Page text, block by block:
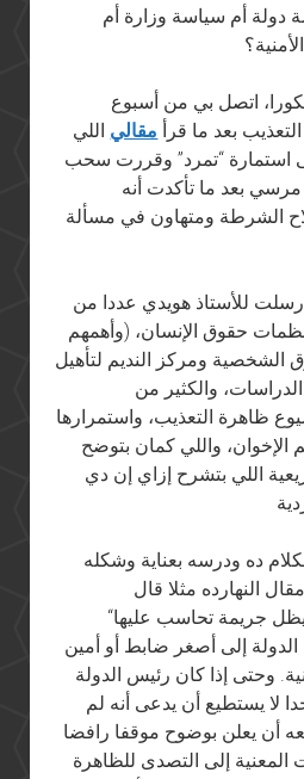
أم سياسة وزارة أم
اتصل بي من أسبوع
بعد ما قرأ مقالي اللي
استمارة “تمرد” وقررت سحب
بعد ما تأكدت أنه
الشرطة ومتهاون في مسألة
أرسلت للأستاذ هويدي عددا من
حقوق الإنسان، (وأهمهم
الشخصية ومركز النديم لتأهيل
والكثير من
ظاهرة التعذيب، واستمرارها
واللي كمان بتوضح
اللي بتشرح إزاي إن دي
ده ودرسه بعناية وشكله
“التعذيب فى كل أحواله يظل جريمة تحاسب عليها
إلى أصغر ضابط أو أمين
وحتى إذا كان رئيس الدولة
لا يستطيع أن يدعى أنه لم
أن يعلن بوضوح موقفا رافضا
إلى التصدى للظاهرة